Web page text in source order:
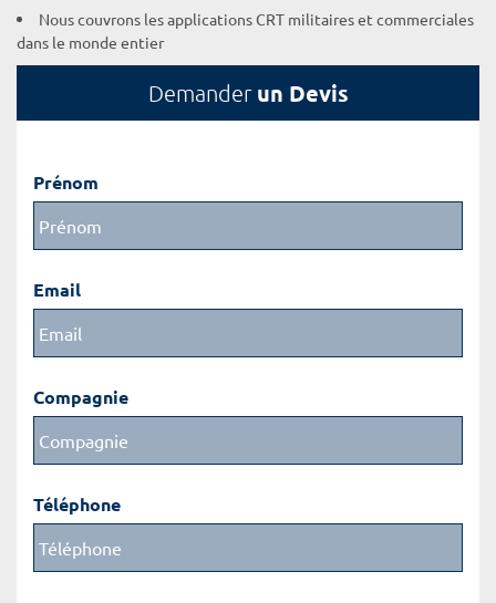
Nous couvrons les applications CRT militaires et commerciales
dans le monde entier
Demander un Devis
Prénom
Email
Compagnie
Téléphone